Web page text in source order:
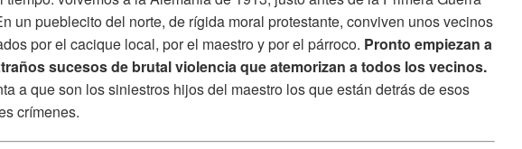
un pueblecito del norte, de rígida moral protestante, conviven unos vecinos
por el cacique local, por el maestro y por el párroco. Pronto empiezan a
sucesos de brutal violencia que atemorizan a todos los vecinos.
a que son los siniestros hijos del maestro los que están detrás de esos
crímenes.